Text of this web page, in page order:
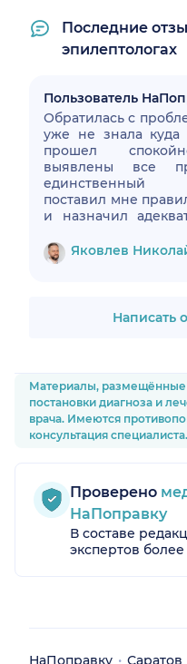
Последние
эпилептологах
Пользователь
Обратилась с
уже не знала
прошел
выявлены все
единственный
поставил мне
и назначил
проходит уже 6
с потерей
Яковлев
Написать
Материалы, размещённые
постановки диагноза и
врача. Имеются
консультация специалиста.
Проверено
НаПоправку
В составе
экспертов